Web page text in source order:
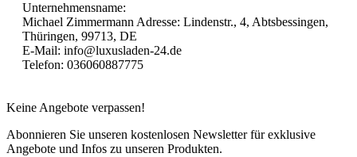
Unternehmensname:
Michael Zimmermann Adresse: Lindenstr., 4, Abtsbessingen,
Thüringen, 99713, DE
E-Mail: info@luxusladen-24.de
Telefon: 036060887775
Keine Angebote verpassen!
Abonnieren Sie unseren kostenlosen Newsletter für exklusive
Angebote und Infos zu unseren Produkten.